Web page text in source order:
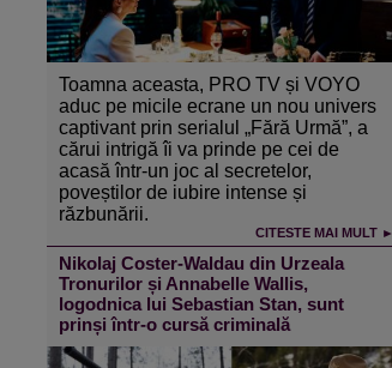
Toamna aceasta, PRO TV și VOYO
aduc pe micile ecrane un nou univers
captivant prin serialul „Fără Urmă”, a
cărui intrigă îi va prinde pe cei de
acasă într-un joc al secretelor,
poveștilor de iubire intense și
răzbunării.
CITESTE MAI MULT ►
Nikolaj Coster-Waldau din Urzeala
Tronurilor și Annabelle Wallis,
logodnica lui Sebastian Stan, sunt
prinși într-o cursă criminală